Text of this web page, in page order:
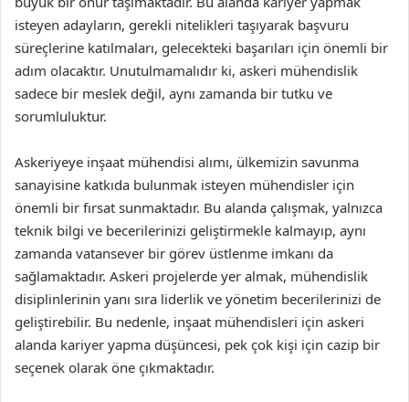
isteyen adayların, gerekli nitelikleri taşıyarak başvuru
süreçlerine katılmaları, gelecekteki başarıları için önemli bir
adım olacaktır. Unutulmamalıdır ki, askeri mühendislik
sadece bir meslek değil, aynı zamanda bir tutku ve
sorumluluktur.
Askeriyeye inşaat mühendisi alımı, ülkemizin savunma
sanayisine katkıda bulunmak isteyen mühendisler için
önemli bir fırsat sunmaktadır. Bu alanda çalışmak, yalnızca
teknik bilgi ve becerilerinizi geliştirmekle kalmayıp, aynı
zamanda vatansever bir görev üstlenme imkanı da
sağlamaktadır. Askeri projelerde yer almak, mühendislik
disiplinlerinin yanı sıra liderlik ve yönetim becerilerinizi de
geliştirebilir. Bu nedenle, inşaat mühendisleri için askeri
alanda kariyer yapma düşüncesi, pek çok kişi için cazip bir
seçenek olarak öne çıkmaktadır.